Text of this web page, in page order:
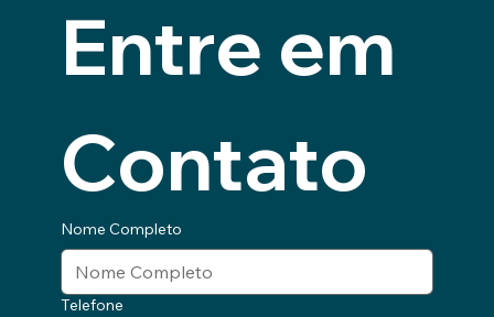
Entre em
Contato
Nome Completo
Telefone